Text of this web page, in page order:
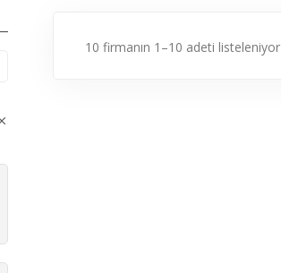
10 firmanın 1–10 adeti listeleniyor